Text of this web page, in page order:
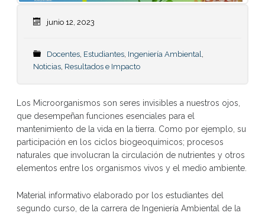
junio 12, 2023
Docentes, Estudiantes, Ingeniería Ambiental,
Noticias, Resultados e Impacto
Los Microorganismos son seres invisibles a nuestros ojos,
que desempeñan funciones esenciales para el
mantenimiento de la vida en la tierra. Como por ejemplo, su
participación en los ciclos biogeoquímicos; procesos
naturales que involucran la circulación de nutrientes y otros
elementos entre los organismos vivos y el medio ambiente.
Material informativo elaborado por los estudiantes del
segundo curso, de la carrera de Ingeniería Ambiental de la